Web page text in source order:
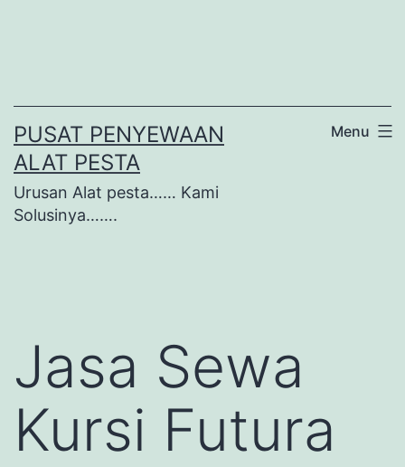
PUSAT PENYEWAAN
ALAT PESTA
Urusan Alat pesta…… Kami
Solusinya…….
Menu
Jasa Sewa
Kursi Futura